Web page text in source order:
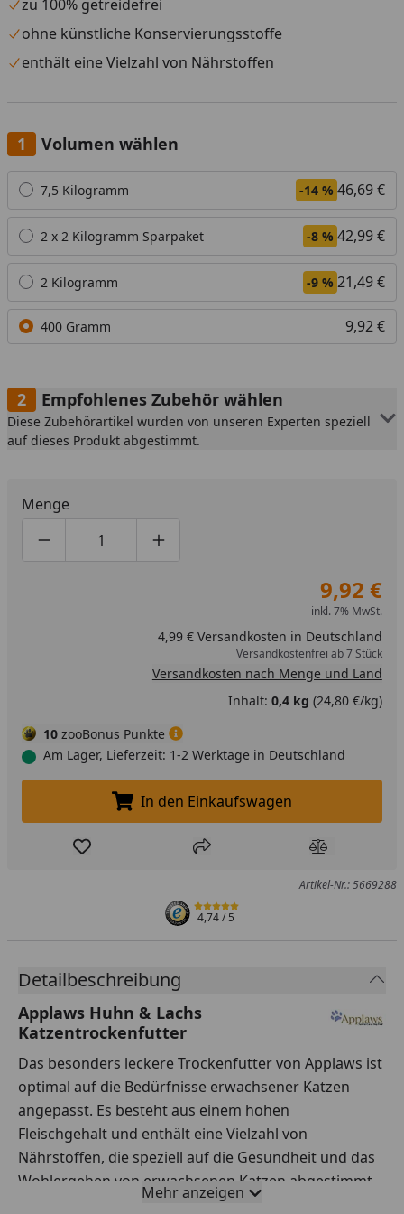
zu 100% getreidefrei
ohne künstliche Konservierungsstoffe
enthält eine Vielzahl von Nährstoffen
Volumen wählen
Alle anzeigen (4)
7,5 Kilogramm -14 % 46,69 €
2 x 2 Kilogramm Sparpaket -8 % 42,99 €
2 Kilogramm -9 % 21,49 €
400 Gramm 9,92 €
Empfohlenes Zubehör wählen
Diese Zubehörartikel wurden von unseren Experten speziell
auf dieses Produkt abgestimmt.
Menge
Produktmenge um eins verringern
Produktmenge manuell eingeben
Produktmenge um eins erhöhen
9,92 €
inkl. 7% MwSt.
4,99 € Versandkosten in Deutschland
Versandkostenfrei ab 7 Stück
Versandkosten nach Menge und Land
Inhalt: 0,4 kg (24,80 €/kg)
10 zooBonus Punkte
Am Lager, Lieferzeit: 1-2 Werktage in Deutschland
In den Einkaufswagen legen
In den Einkaufswagen
Produkt zur Wunschliste hinzufügen
Teilen Produkt
Artikel-Nr.: 5669288
4,74/ 5
Detailbeschreibung
Applaws Huhn & Lachs
Katzentrockenfutter
Das besonders leckere Trockenfutter von Applaws ist
optimal auf die Bedürfnisse erwachsener Katzen
angepasst. Es besteht aus einem hohen
Fleischgehalt und enthält eine Vielzahl von
Nährstoffen, die speziell auf die Gesundheit und das
Wohlergehen von erwachsenen Katzen abgestimmt
Mehr anzeigen